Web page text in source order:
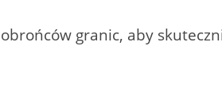
obrońców granic, aby